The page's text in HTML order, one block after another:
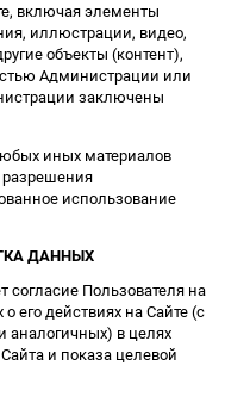
включая элементы
иллюстрации, видео,
объекты (контент),
Администрации или
заключены
иных материалов
разрешения
использование
ДАННЫХ
согласие Пользователя на
его действиях на Сайте (с
аналогичных) в целях
и показа целевой